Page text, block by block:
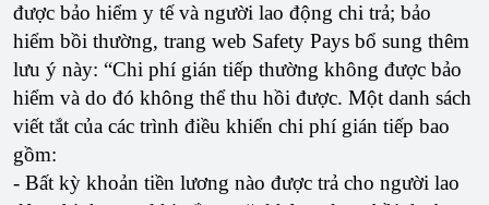
được bảo hiểm y tế và người lao động chi trả; bảo
hiểm bồi thường, trang web Safety Pays bổ sung thêm
lưu ý này: “Chi phí gián tiếp thường không được bảo
hiểm và do đó không thể thu hồi được. Một danh sách
viết tắt của các trình điều khiển chi phí gián tiếp bao
gồm:
- Bất kỳ khoản tiền lương nào được trả cho người lao